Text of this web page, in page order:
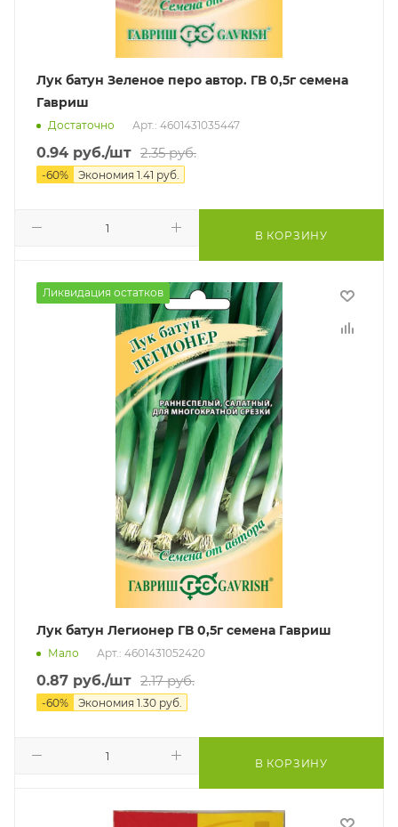
Лук батун Зеленое перо автор. ГВ 0,5г семена
Гавриш
Достаточно Арт.: 4601431035447
0.94 руб./шт 2.35руб.
-60% Экономия 1.41 руб.
В КОРЗИНУ
Ликвидация остатков
Лук батун Легионер ГВ 0,5г семена Гавриш
Мало Арт.: 4601431052420
0.87 руб./шт 2.17руб.
-60% Экономия 1.30 руб.
В КОРЗИНУ